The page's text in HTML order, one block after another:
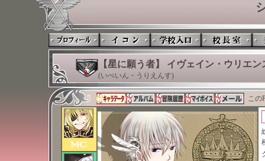
【星に願う者】 イヴェイン・ウリエン
(いべいん・うりえんす)
この